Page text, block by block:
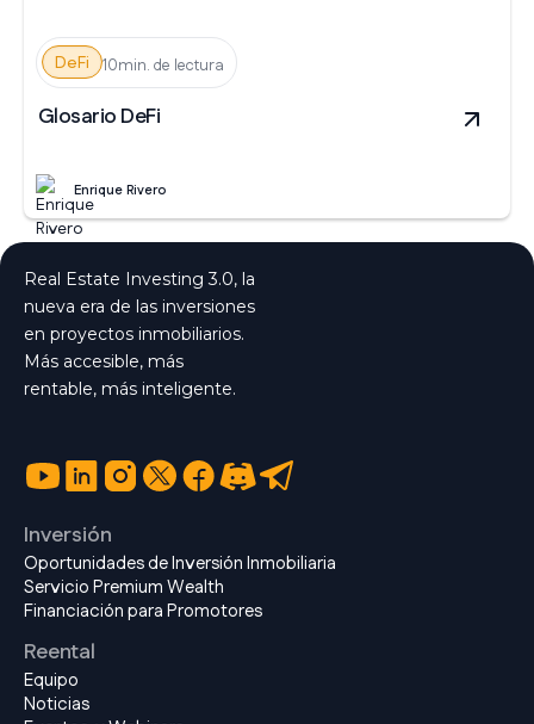
DeFi 10min. de lectura
Glosario DeFi
Enrique Rivero
Real Estate Investing 3.0, la
nueva era de las inversiones
en proyectos inmobiliarios.
Más accesible, más
rentable, más inteligente.
Inversión
Oportunidades de Inversión Inmobiliaria
Servicio Premium Wealth
Financiación para Promotores
Reental
Equipo
Noticias